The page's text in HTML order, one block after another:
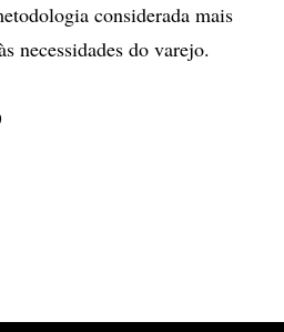
considerada mais
necessidades do varejo.